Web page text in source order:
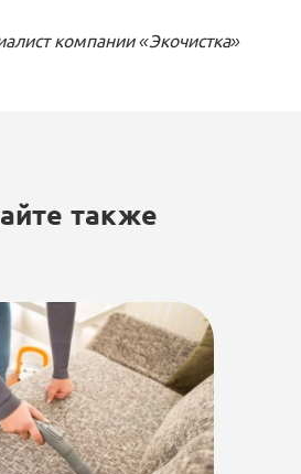
компании «Экочистка»
также